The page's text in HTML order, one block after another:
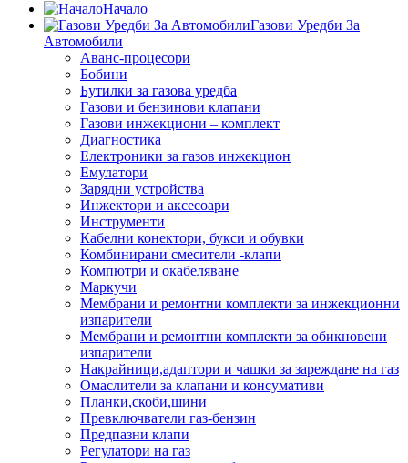
Начало
Газови Уредби За
Автомобили
Аванс-процесори
Бобини
Бутилки за газова уредба
Газови и бензинови клапани
Газови инжекциони – комплект
Диагностика
Електроники за газов инжекцион
Емулатори
Зарядни устройства
Инжектори и аксесоари
Инструменти
Кабелни конектори, букси и обувки
Комбинирани смесители -клапи
Компютри и окабеляване
Маркучи
Мембрани и ремонтни комплекти за инжекционни
изпарители
Мембрани и ремонтни комплекти за обикновени
изпарители
Накрайници,адаптори и чашки за зареждане на газ
Омаслители за клапани и консумативи
Планки,скоби,шини
Превключватели газ-бензин
Предпазни клапи
Регулатори на газ